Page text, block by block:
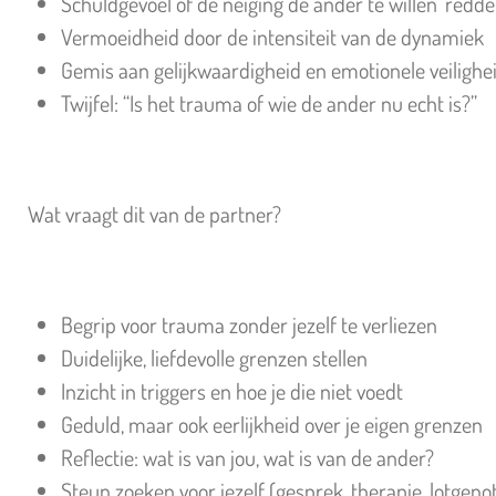
Vermoeidheid door de intensiteit van de dynamiek
Gemis aan gelijkwaardigheid en emotionele
Twijfel: “Is het trauma of wie de ander nu echt is?”
Wat vraagt dit van de partner?
Begrip voor trauma zonder jezelf te verliezen
Duidelijke, liefdevolle grenzen stellen
Inzicht in triggers en hoe je die niet voedt
Geduld, maar ook eerlijkheid over je eigen grenzen
Reflectie: wat is van jou, wat is van de ander?